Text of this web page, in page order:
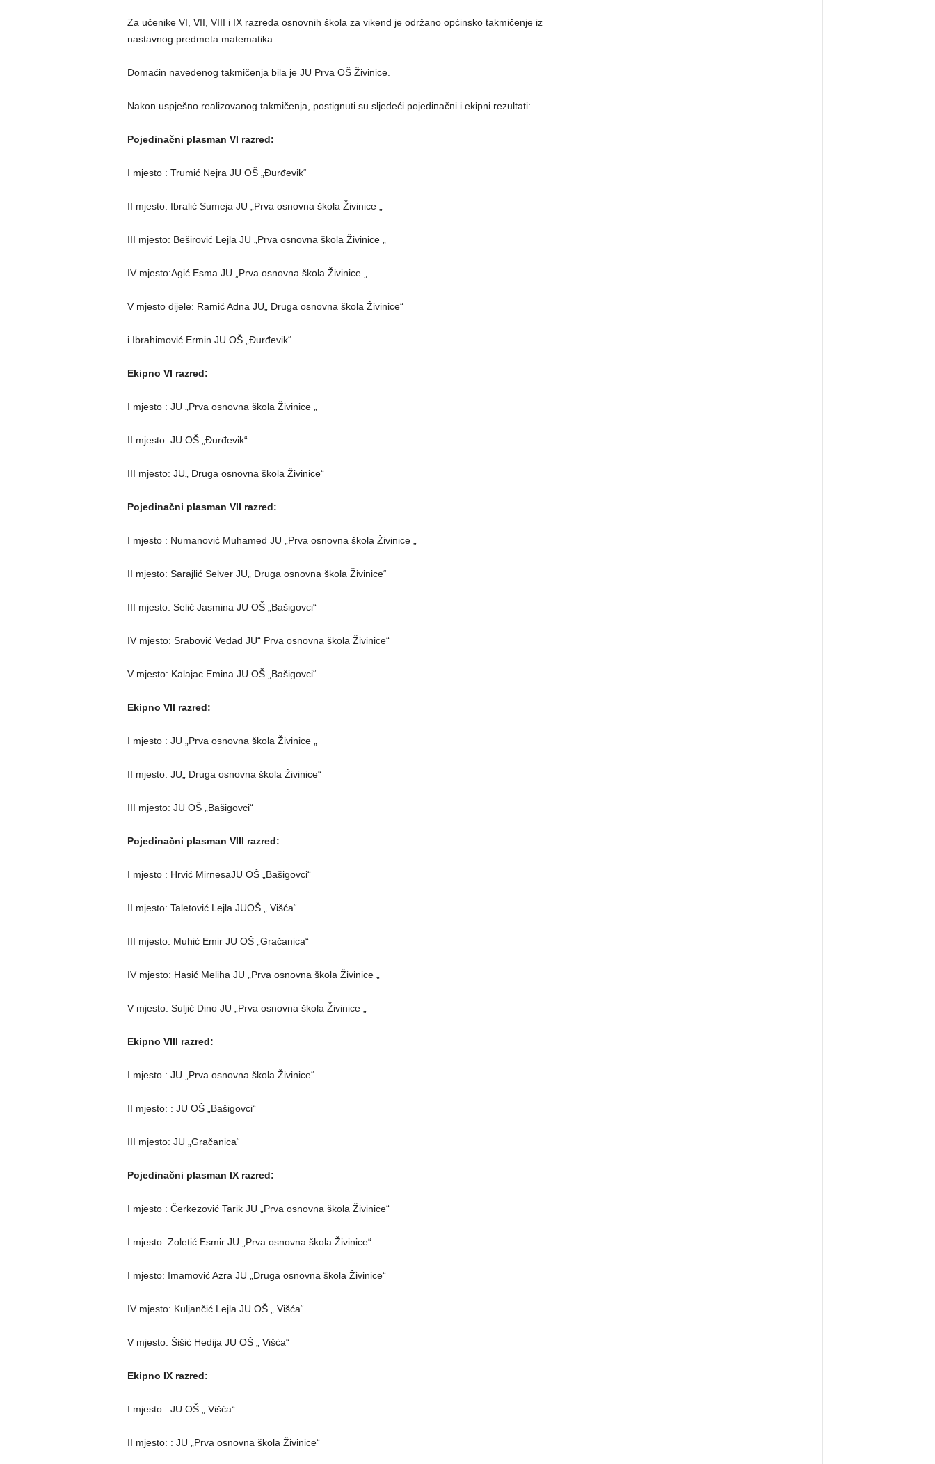
Za učenike VI, VII, VIII i IX razreda osnovnih škola za vikend je održano općinsko takmičenje iz
nastavnog predmeta matematika.
Domaćin navedenog takmičenja bila je JU Prva OŠ Živinice.
Nakon uspješno realizovanog takmičenja, postignuti su sljedeći pojedinačni i ekipni rezultati:
Pojedinačni plasman VI razred:
I mjesto : Trumić Nejra JU OŠ „Đurđevik“
II mjesto: Ibralić Sumeja JU „Prva osnovna škola Živinice „
III mjesto: Beširović Lejla JU „Prva osnovna škola Živinice „
IV mjesto:Agić Esma JU „Prva osnovna škola Živinice „
V mjesto dijele: Ramić Adna JU„ Druga osnovna škola Živinice“
i Ibrahimović Ermin JU OŠ „Đurđevik“
Ekipno VI razred:
I mjesto : JU „Prva osnovna škola Živinice „
II mjesto: JU OŠ „Đurđevik“
III mjesto: JU„ Druga osnovna škola Živinice“
Pojedinačni plasman VII razred:
I mjesto : Numanović Muhamed JU „Prva osnovna škola Živinice „
II mjesto: Sarajlić Selver JU„ Druga osnovna škola Živinice“
III mjesto: Selić Jasmina JU OŠ „Bašigovci“
IV mjesto: Srabović Vedad JU“ Prva osnovna škola Živinice“
V mjesto: Kalajac Emina JU OŠ „Bašigovci“
Ekipno VII razred:
I mjesto : JU „Prva osnovna škola Živinice „
II mjesto: JU„ Druga osnovna škola Živinice“
III mjesto: JU OŠ „Bašigovci“
Pojedinačni plasman VIII razred:
I mjesto : Hrvić MirnesaJU OŠ „Bašigovci“
II mjesto: Taletović Lejla JUOŠ „ Višća“
III mjesto: Muhić Emir JU OŠ „Gračanica“
IV mjesto: Hasić Meliha JU „Prva osnovna škola Živinice „
V mjesto: Suljić Dino JU „Prva osnovna škola Živinice „
Ekipno VIII razred:
I mjesto : JU „Prva osnovna škola Živinice“
II mjesto: : JU OŠ „Bašigovci“
III mjesto: JU „Gračanica“
Pojedinačni plasman IX razred:
I mjesto : Čerkezović Tarik JU „Prva osnovna škola Živinice“
I mjesto: Zoletić Esmir JU „Prva osnovna škola Živinice“
I mjesto: Imamović Azra JU „Druga osnovna škola Živinice“
IV mjesto: Kuljančić Lejla JU OŠ „ Višća“
V mjesto: Šišić Hedija JU OŠ „ Višća“
Ekipno IX razred:
I mjesto : JU OŠ „ Višća“
II mjesto: : JU „Prva osnovna škola Živinice“